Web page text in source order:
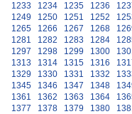
1233
1234 1235 1236
1249
1250 1251 1252
1265
1266 1267 1268
1281
1282 1283 1284
1297
1298 1299 1300
1313
1314 1315 1316
1329
1330 1331 1332
1345
1346 1347 1348
1361
1362 1363 1364
1377
1378 1379 1380